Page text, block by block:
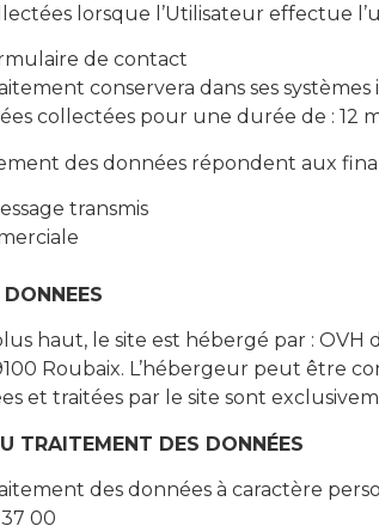
lorsque l’Utilisateur effectue
de contact
conservera dans ses
collectées pour une durée de : 12
des données répondent aux
transmis
haut, le site est hébergé par : OVH
Roubaix. L’hébergeur peut être
et traitées par le site sont
TRAITEMENT DES DONNÉES
des données à caractère
00